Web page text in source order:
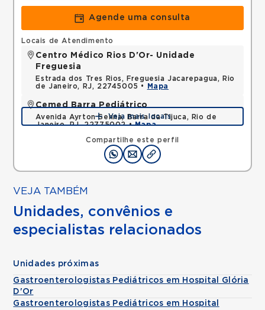
Agende uma consulta
Compartilhe este perfil
Locais de Atendimento
Centro Médico Rios D'Or- Unidade
Freguesia
Estrada dos Tres Rios, Freguesia Jacarepagua, Rio
de Janeiro, RJ, 22745005 •
Mapa
Cemed Barra Pediátrico
Avenida Ayrton Senna, Barra da Tijuca, Rio de
Janeiro, RJ, 22775002 •Mapa
Veja mais locais
VEJA TAMBÉM
Unidades, convênios e
especialistas relacionados
Unidades próximas
Gastroenterologistas Pediátricos em Hospital Glória
D'Or
Gastroenterologistas Pediátricos em Hospital